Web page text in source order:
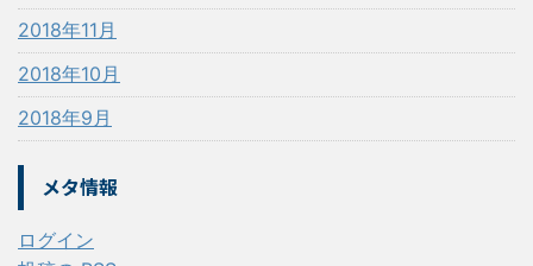
2018年11月
2018年10月
2018年9月
メタ情報
ログイン